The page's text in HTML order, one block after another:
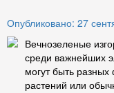
Опубликовано: 27
Вечнозеленые
среди важнейших
могут быть
растений или